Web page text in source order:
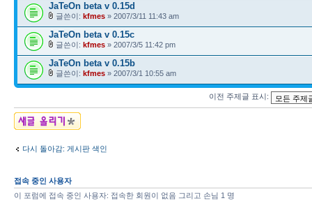
JaTeOn beta v 0.15d
글쓴이: kfmes » 2007/3/11 11:43 am
JaTeOn beta v 0.15c
글쓴이: kfmes » 2007/3/5 11:42 pm
JaTeOn beta v 0.15b
글쓴이: kfmes » 2007/3/1 10:55 am
이전 주제글 표시:
새 주제글 올리기
다시 돌아감: 게시판 색인
접속 중인 사용자
이 포럼에 접속 중인 사용자: 접속한 회원이 없음 그리고 손님 1 명